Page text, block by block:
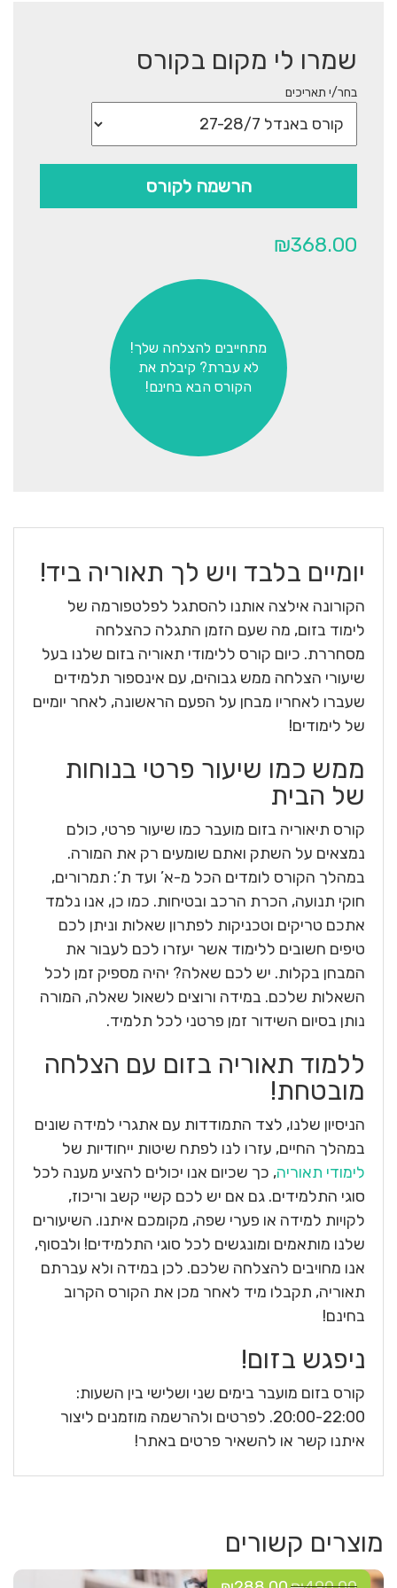
שמרו לי מקום בקורס
בחר/י תאריכים
הרשמה לקורס
₪368.00
מתחייבים להצלחה שלך!
לא עברת? קיבלת את
הקורס הבא בחינם!
יומיים בלבד ויש לך תאוריה ביד!
הקורונה אילצה אותנו להסתגל לפלטפורמה של
לימוד בזום, מה שעם הזמן התגלה כהצלחה
מסחררת. כיום קורס ללימודי תאוריה בזום שלנו בעל
שיעורי הצלחה ממש גבוהים, עם אינספור תלמידים
שעברו לאחריו מבחן על הפעם הראשונה, לאחר יומיים
של לימודים!
ממש כמו שיעור פרטי בנוחות
של הבית
קורס תיאוריה בזום מועבר כמו שיעור פרטי, כולם
נמצאים על השתק ואתם שומעים רק את המורה.
במהלך הקורס לומדים הכל מ-א’ ועד ת’: תמרורים,
חוקי תנועה, הכרת הרכב ובטיחות. כמו כן, אנו נלמד
אתכם טריקים וטכניקות לפתרון שאלות וניתן לכם
טיפים חשובים ללימוד אשר יעזרו לכם לעבור את
המבחן בקלות. יש לכם שאלה? יהיה מספיק זמן לכל
השאלות שלכם. במידה ורוצים לשאול שאלה, המורה
נותן בסיום השידור זמן פרטני לכל תלמיד.
ללמוד תאוריה בזום עם הצלחה
מובטחת!
הניסיון שלנו, לצד התמודדות עם אתגרי למידה שונים
במהלך החיים, עזרו לנו לפתח שיטות ייחודיות של
לימודי תאוריה, כך שכיום אנו יכולים להציע מענה לכל
סוגי התלמידים. גם אם יש לכם קשיי קשב וריכוז,
לקויות למידה או פערי שפה, מקומכם איתנו. השיעורים
שלנו מותאמים ומונגשים לכל סוגי התלמידים! ולבסוף,
אנו מחויבים להצלחה שלכם. לכן במידה ולא עברתם
תאוריה, תקבלו מיד לאחר מכן את הקורס הקרוב
בחינם!
ניפגש בזום!
קורס בזום מועבר בימים שני ושלישי בין השעות:
20:00-22:00. לפרטים ולהרשמה מוזמנים ליצור
איתנו קשר או להשאיר פרטים באתר!
מוצרים קשורים